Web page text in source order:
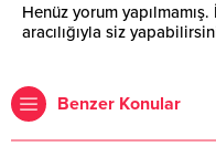
Henüz yorum
aracılığıyla siz
Benzer Konular